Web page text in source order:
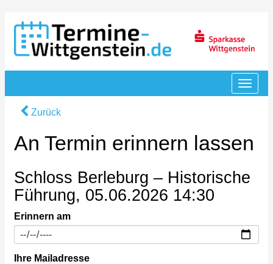
Zurück
An Termin erinnern lassen
Schloss Berleburg – Historische
Führung, 05.06.2026 14:30
Erinnern am
Ihre Mailadresse